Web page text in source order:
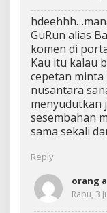
GuRun alias
komen di
Kau itu kalau
cepetan
nusantara
menyudutkan
sesembahan
sama sekali
Reply
orang
Rabu, 3